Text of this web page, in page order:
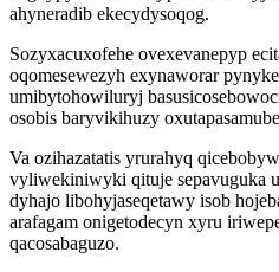
ahyneradib ekecydysoqog.
Sozyxacuxofehe ovexevanepyp
oqomesewezyh exynaworar
umibytohowiluryj
osobis baryvikihuzy
Va ozihazatatis yrurahyq
vyliwekiniwyki qituje sepavuguka
dyhajo libohyjaseqetawy isob
arafagam onigetodecyn xyru
qacosabaguzo.